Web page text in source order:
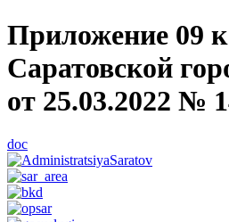
Приложение 09
Саратовской
от 25.03.2022 №
doc